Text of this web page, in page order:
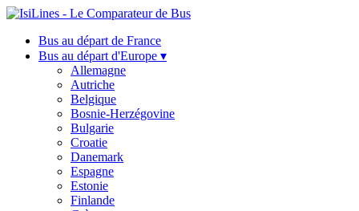
Bus au départ de France
Bus au départ d'Europe ▾
Allemagne
Autriche
Belgique
Bosnie-Herzégovine
Bulgarie
Croatie
Danemark
Espagne
Estonie
Finlande